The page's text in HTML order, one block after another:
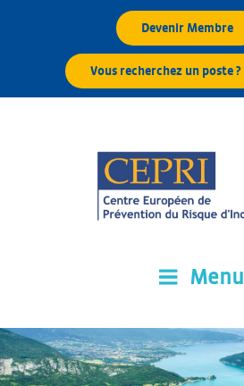
Devenir Membre
Vous recherchez un poste ?
Menu